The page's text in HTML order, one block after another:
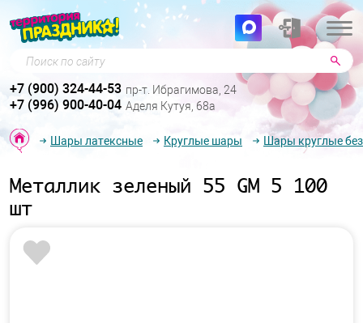
Поиск по сайту
+7 (900) 324-44-53 пр-т. Ибрагимова, 24
+7 (996) 900-40-04 Аделя Кутуя, 68а
Шары латексные Круглые шары Шары круглые
Металлик зеленый 55 GM 5 100
шт